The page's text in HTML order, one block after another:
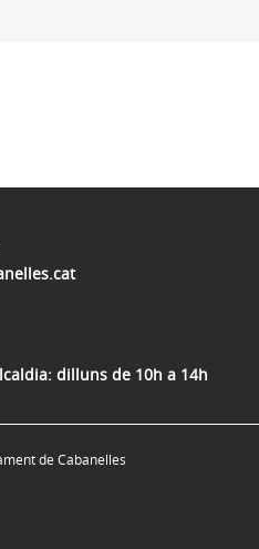
dilluns de 10h a 14h
de Cabanelles